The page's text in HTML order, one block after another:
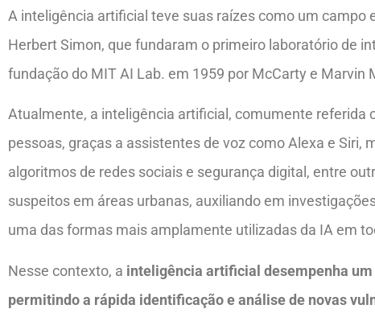
A inteligência artificial teve suas raízes como um
Herbert Simon, que fundaram o primeiro laboratório de
fundação do MIT AI Lab. em 1959 por McCarty e Marvin
Atualmente, a inteligência artificial, comumente referida
pessoas, graças a assistentes de voz como Alexa e
algoritmos de redes sociais e segurança digital, entre
suspeitos em áreas urbanas, auxiliando em
uma das formas mais amplamente utilizadas da IA em
Nesse contexto, a inteligência artificial desempenha
permitindo a rápida identificação e análise de novas